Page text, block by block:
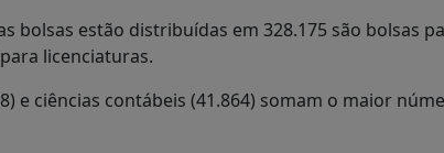
bolsas estão distribuídas em 328.175 são bolsas
licenciaturas.
e ciências contábeis (41.864) somam o maior